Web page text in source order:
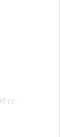
гг.